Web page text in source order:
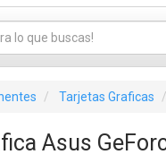
Tarjetas Graficas
Asus